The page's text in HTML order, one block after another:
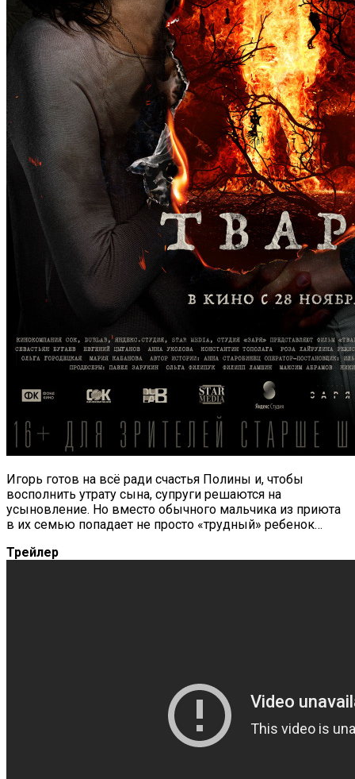
Игорь готов на всё ради счастья Полины и, чтобы
восполнить утрату сына, супруги решаются на
усыновление. Но вместо обычного мальчика из приюта
в их семью попадает не просто «трудный» ребенок…
Трейлер